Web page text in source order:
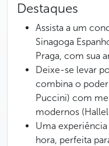
Destaques
Assista a um
Sinagoga
Praga, com sua
Deixe-se levar
combina o poder
Puccini) com
modernos
Uma
hora, perfeita